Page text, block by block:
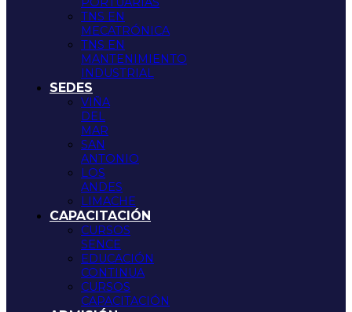
TNS EN
MECATRÓNICA
TNS EN
MANTENIMIENTO
INDUSTRIAL
SEDES
VIÑA
DEL
MAR
SAN
ANTONIO
LOS
ANDES
LIMACHE
CAPACITACIÓN
CURSOS
SENCE
EDUCACIÓN
CONTINUA
CURSOS
CAPACITACIÓN